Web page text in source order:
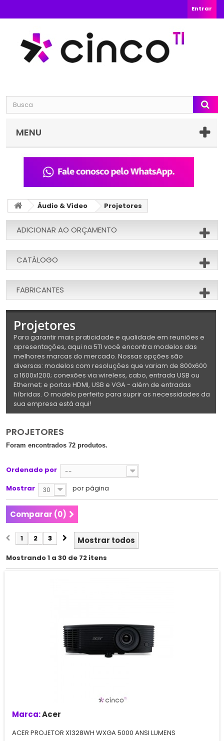
Entrar
MENU
Áudio & Vídeo Projetores
ADICIONAR AO ORÇAMENTO
CATÁLOGO
FABRICANTES
Projetores
Para garantir mais praticidade e qualidade em reuniões e
apresentações, aqui na 5TI você encontra modelos das
melhores marcas do mercado. Nossas opções são
diversas: modelos com resoluções que variam de 800x600
a 1600x1200; conexões via wireless, cabo, entrada USB ou
Ethernet; e portas HDMI, USB e VGA - além de entradas
híbridas. O modelo perfeito para suprir as necessidades da
sua empresa está aqui!
PROJETORES
Foram encontrados 72 produtos.
Ordenado por --
Mostrar 30 por página
Comparar (0)
Mostrar todos
1 2 3
Mostrando 1 a 30 de 72 itens
Marca:Acer
ACER PROJETOR X1328WH WXGA 5000 ANSI LUMENS